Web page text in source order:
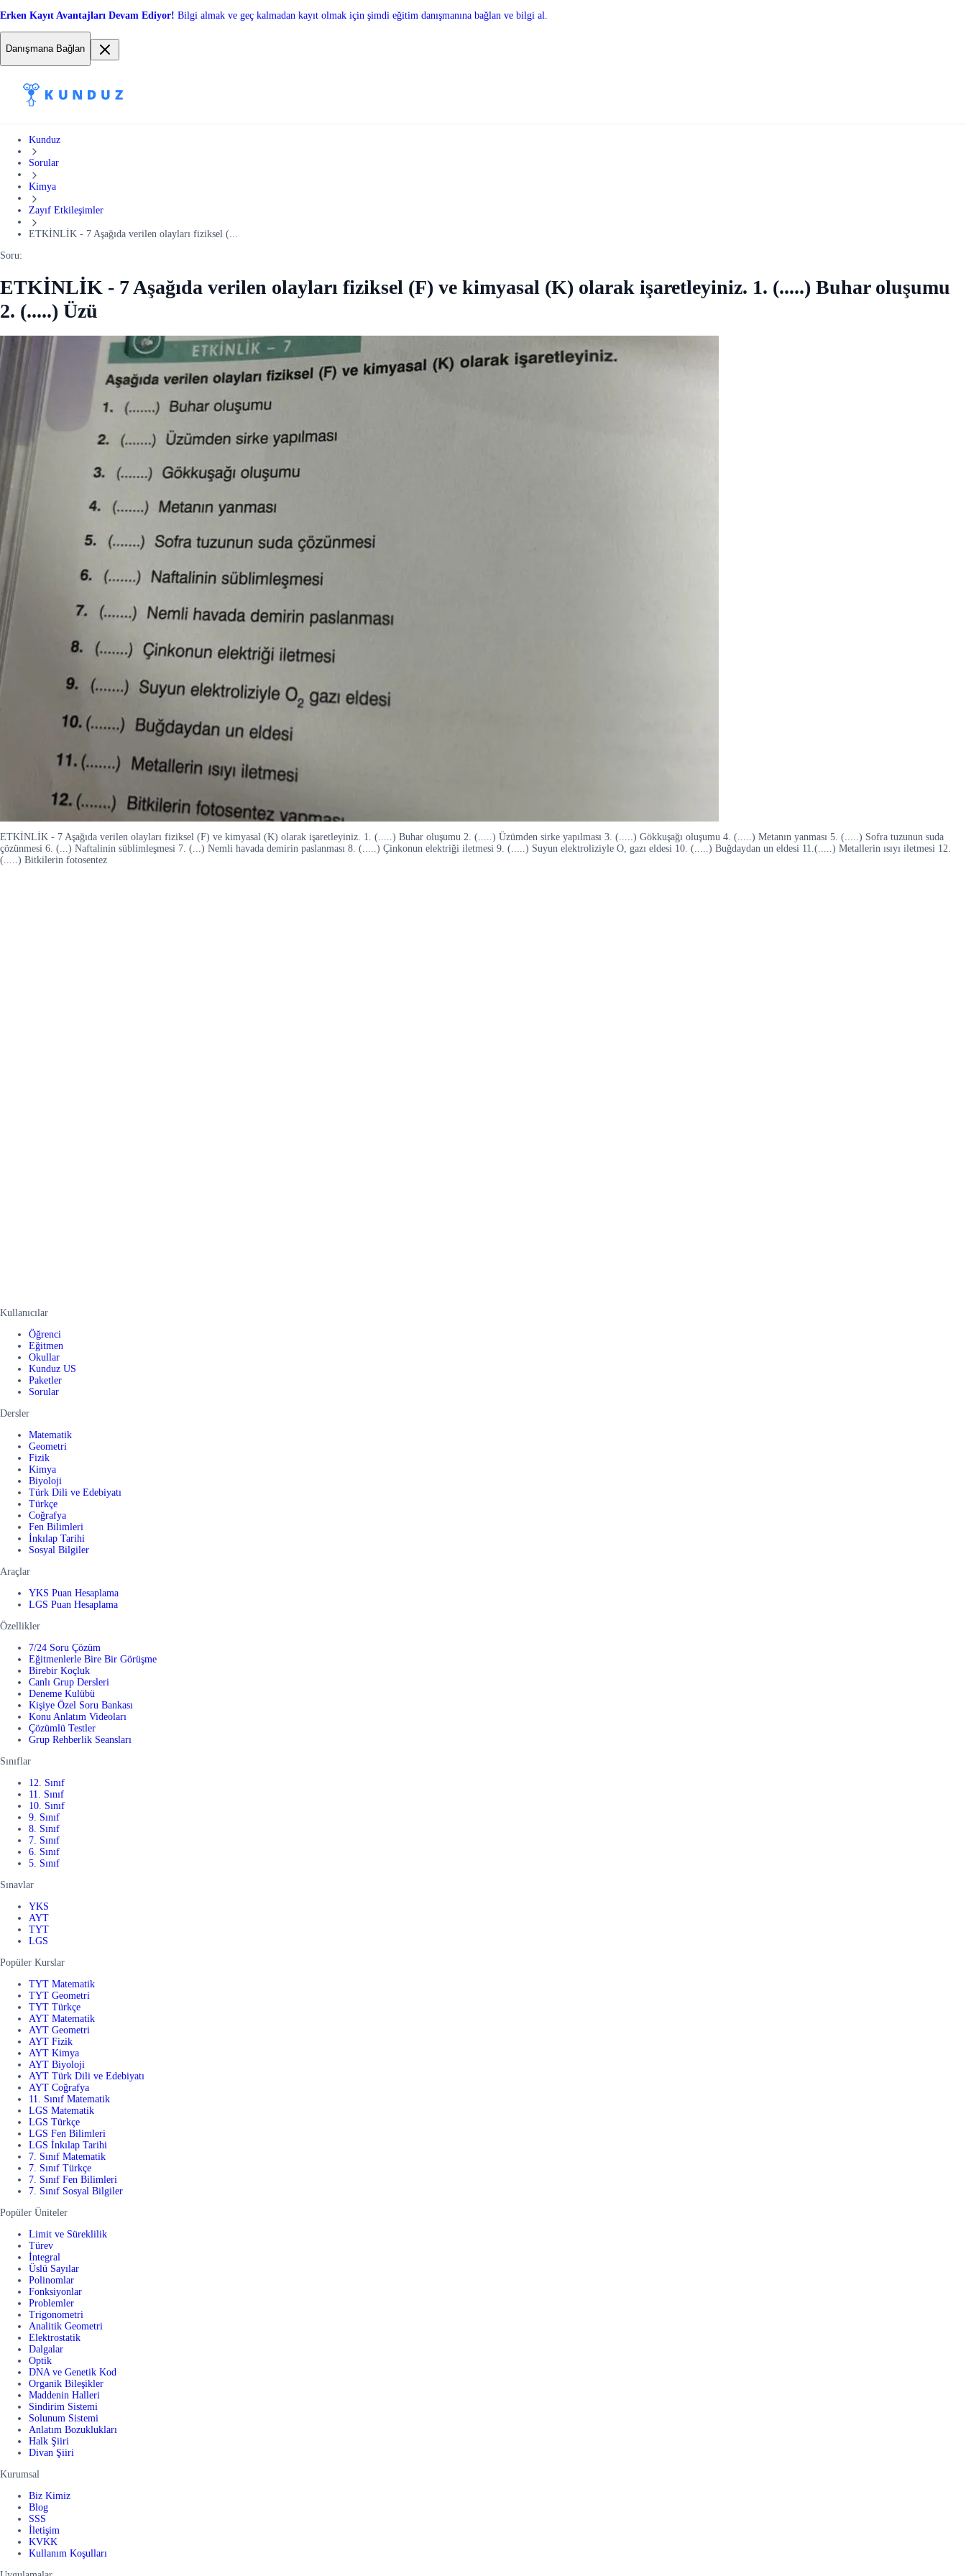
Erken Kayıt Avantajları Devam Ediyor! Bilgi almak ve geç kalmadan kayıt olmak için şimdi eğitim danışmanına bağlan ve bilgi al.
Danışmana Bağlan
Kunduz
Sorular
Kimya
Zayıf Etkileşimler
ETKİNLİK - 7 Aşağıda verilen olayları fiziksel (...
Soru:
ETKİNLİK - 7 Aşağıda verilen olayları fiziksel (F) ve kimyasal (K) olarak işaretleyiniz. 1. (.....) Buhar oluşumu
2. (.....) Üzü
ETKİNLİK - 7 Aşağıda verilen olayları fiziksel (F) ve kimyasal (K) olarak işaretleyiniz. 1. (.....) Buhar oluşumu 2. (.....) Üzümden sirke yapılması 3. (.....) Gökkuşağı oluşumu 4. (.....) Metanın yanması 5. (.....) Sofra tuzunun suda
çözünmesi 6. (...) Naftalinin süblimleşmesi 7. (...) Nemli havada demirin paslanması 8. (.....) Çinkonun elektriği iletmesi 9. (.....) Suyun elektroliziyle O, gazı eldesi 10. (.....) Buğdaydan un eldesi 11.(.....) Metallerin ısıyı iletmesi 12.
(.....) Bitkilerin fotosentez
Kullanıcılar
Öğrenci
Eğitmen
Okullar
Kunduz US
Paketler
Sorular
Dersler
Matematik
Geometri
Fizik
Kimya
Biyoloji
Türk Dili ve Edebiyatı
Türkçe
Coğrafya
Fen Bilimleri
İnkılap Tarihi
Sosyal Bilgiler
Araçlar
YKS Puan Hesaplama
LGS Puan Hesaplama
Özellikler
7/24 Soru Çözüm
Eğitmenlerle Bire Bir Görüşme
Birebir Koçluk
Canlı Grup Dersleri
Deneme Kulübü
Kişiye Özel Soru Bankası
Konu Anlatım Videoları
Çözümlü Testler
Grup Rehberlik Seansları
Sınıflar
12. Sınıf
11. Sınıf
10. Sınıf
9. Sınıf
8. Sınıf
7. Sınıf
6. Sınıf
5. Sınıf
Sınavlar
YKS
AYT
TYT
LGS
Popüler Kurslar
TYT Matematik
TYT Geometri
TYT Türkçe
AYT Matematik
AYT Geometri
AYT Fizik
AYT Kimya
AYT Biyoloji
AYT Türk Dili ve Edebiyatı
AYT Coğrafya
11. Sınıf Matematik
LGS Matematik
LGS Türkçe
LGS Fen Bilimleri
LGS İnkılap Tarihi
7. Sınıf Matematik
7. Sınıf Türkçe
7. Sınıf Fen Bilimleri
7. Sınıf Sosyal Bilgiler
Popüler Üniteler
Limit ve Süreklilik
Türev
İntegral
Üslü Sayılar
Polinomlar
Fonksiyonlar
Problemler
Trigonometri
Analitik Geometri
Elektrostatik
Dalgalar
Optik
DNA ve Genetik Kod
Organik Bileşikler
Maddenin Halleri
Sindirim Sistemi
Solunum Sistemi
Anlatım Bozuklukları
Halk Şiiri
Divan Şiiri
Kurumsal
Biz Kimiz
Blog
SSS
İletişim
KVKK
Kullanım Koşulları